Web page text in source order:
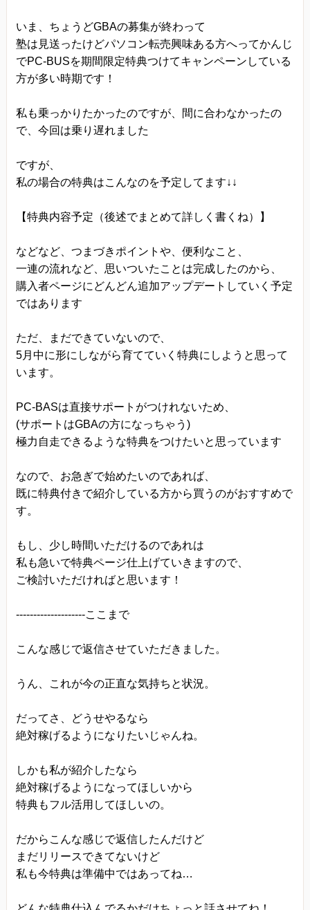
いま、ちょうどGBAの募集が終わって
塾は見送ったけどパソコン転売興味ある方へってかんじ
でPC-BUSを期間限定特典つけてキャンペーンしている
方が多い時期です！
私も乗っかりたかったのですが、間に合わなかったの
で、今回は乗り遅れました
ですが、
私の場合の特典はこんなのを予定してます↓↓
【特典内容予定（後述でまとめて詳しく書くね）】
などなど、つまづきポイントや、便利なこと、
一連の流れなど、思いついたことは完成したのから、
購入者ページにどんどん追加アップデートしていく予定
ではあります
ただ、まだできていないので、
5月中に形にしながら育てていく特典にしようと思って
います。
PC-BASは直接サポートがつけれないため、
(サポートはGBAの方になっちゃう)
極力自走できるような特典をつけたいと思っています
なので、お急ぎで始めたいのであれば、
既に特典付きで紹介している方から買うのがおすすめで
す。
もし、少し時間いただけるのであれは
私も急いで特典ページ仕上げていきますので、
ご検討いただければと思います！
--------------------ここまで
こんな感じで返信させていただきました。
うん、これが今の正直な気持ちと状況。
だってさ、どうせやるなら
絶対稼げるようになりたいじゃんね。
しかも私が紹介したなら
絶対稼げるようになってほしいから
特典もフル活用してほしいの。
だからこんな感じで返信したんだけど
まだリリースできてないけど
私も今特典は準備中ではあってね…